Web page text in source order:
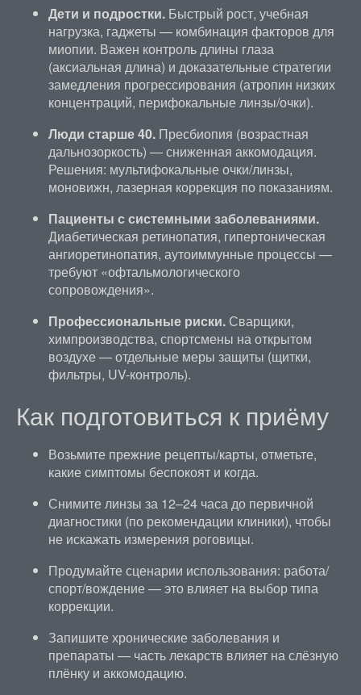
Дети и подростки.Быстрый рост, учебная
нагрузка, гаджеты — комбинация факторов для
миопии. Важен контроль длины глаза
(аксиальная длина) и доказательные стратегии
замедления прогрессирования (атропин низких
концентраций, перифокальные линзы/очки).
Люди старше 40.Пресбиопия (возрастная
дальнозоркость) — сниженная аккомодация.
Решения: мультифокальные очки/линзы,
моновижн, лазерная коррекция по показаниям.
Пациенты с системными заболеваниями.
Диабетическая ретинопатия, гипертоническая
ангиоретинопатия, аутоиммунные процессы —
требуют «офтальмологического
сопровождения».
Профессиональные риски.Сварщики,
химпроизводства, спортсмены на открытом
воздухе — отдельные меры защиты (щитки,
фильтры, UV-контроль).
Как подготовиться к приёму
Возьмите прежние рецепты/карты, отметьте,
какие симптомы беспокоят и когда.
Снимите линзы за 12–24 часа до первичной
диагностики (по рекомендации клиники), чтобы
не искажать измерения роговицы.
Продумайте сценарии использования: работа/
спорт/вождение — это влияет на выбор типа
коррекции.
Запишите хронические заболевания и
препараты — часть лекарств влияет на слёзную
плёнку и аккомодацию.